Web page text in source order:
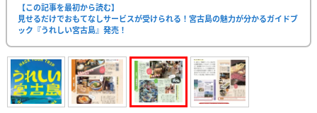
【この記事を最初から読む】
見せるだけでおもてなしサービスが受けられる！宮古島の魅力が分かるガイドブ
ック『うれしい宮古島』発売！